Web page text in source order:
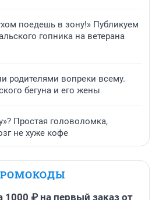
поедешь в зону!» Публикуем
гопника на ветерана
родителями вопреки всему.
бегуна и его жены
Простая головоломка,
не хуже кофе
1000 ₽ на первый заказ от